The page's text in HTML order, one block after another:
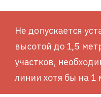
Не допускается
высотой до 1,5
участков,
линии хотя бы на 1